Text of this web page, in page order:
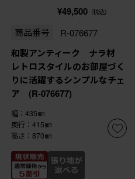
¥49,500 (税込)
商品番号 R-076677
和製アンティーク ナラ材
レトロスタイルのお部屋づく
りに活躍するシンプルなチェ
ア (R-076677)
幅：435㎜
奥行：415㎜
高さ：870㎜